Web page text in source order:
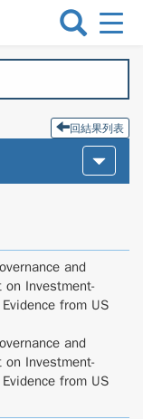
選
切
回結果列表
and
on Investment-
from US
and
on Investment-
from US